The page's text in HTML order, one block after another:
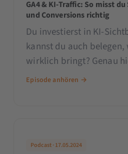
GA4 & KI-Traffic: So misst
und Conversions richtig
Du investierst in KI-
kannst du auch belegen,
wirklich bringt? Genau
viele Marketing-Teams
echter Marketing-Erfolg.
Episode anhören →
Podcast · 17.05.2024